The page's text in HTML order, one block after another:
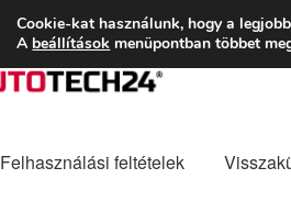
SZÁLLÍTÁS 2618
Felhasználási feltételek
Cookie-kat használunk, hogy a
A beállítások menüpontban többet